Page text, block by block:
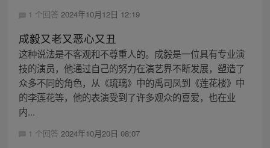
1 个回答 2024年10月12日 12:19
成毅又老又恶心又丑
这种说法是不客观和不尊重人的。成毅是一位具有专业演
技的演员，他通过自己的努力在演艺界不断发展，塑造了
众多不同的角色，从《琉璃》中的禹司凤到《莲花楼》中
的李莲花等，他的表演受到了许多观众的喜爱，也在业
内...
1 个回答 2024年10月20日 08:07